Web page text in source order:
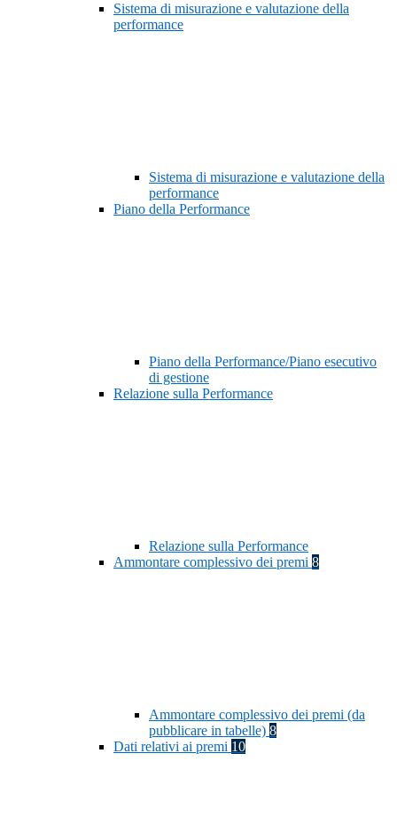
Sistema di misurazione e valutazione della
performance
Sistema di misurazione e valutazione della
performance
Piano della Performance
Piano della Performance/Piano esecutivo
di gestione
Relazione sulla Performance
Relazione sulla Performance
Ammontare complessivo dei premi 8
Ammontare complessivo dei premi (da
pubblicare in tabelle) 8
Dati relativi ai premi 10